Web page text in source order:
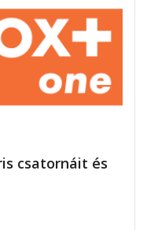
csatornáit és